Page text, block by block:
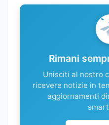
Rimani
Unisciti al nostro
ricevere notizie in
aggiornamenti